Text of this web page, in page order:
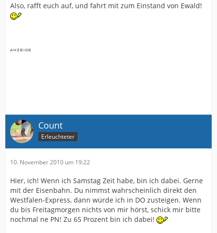
Also, rafft euch auf, und fahrt mit zum Einstand von Ewald!
Count
Erleuchteter
10. November 2010 um 19:22
Hier, ich! Wenn ich Samstag Zeit habe, bin ich dabei. Gerne
mit der Eisenbahn. Du nimmst wahrscheinlich direkt den
Westfalen-Express, dann würde ich in DO zusteigen. Wenn
du bis Freitagmorgen nichts von mir hörst, schick mir bitte
nochmal ne PN! Zu 65 Prozent bin ich dabei!